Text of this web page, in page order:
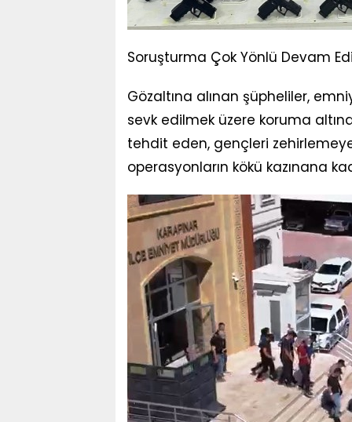
Soruşturma Çok Yönlü Devam
Gözaltına alınan şüpheliler,
sevk edilmek üzere koruma
tehdit eden, gençleri
operasyonların kökü kazınana